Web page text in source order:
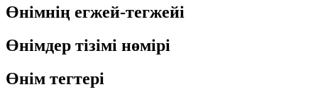
Өнімнің егжей-тегжейі
Өнімдер тізімі нөмірі
Өнім тегтері